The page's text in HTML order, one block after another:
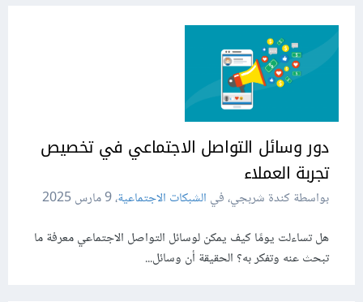
دور وسائل التواصل الاجتماعي في تخصيص
تجربة العملاء
بواسطة كندة شربجي، في الشبكات الاجتماعية،9 مارس 2025
هل تساءلت يومًا كيف يمكن لوسائل التواصل الاجتماعي معرفة ما
تبحث عنه وتفكر به؟ الحقيقة أن وسائل...